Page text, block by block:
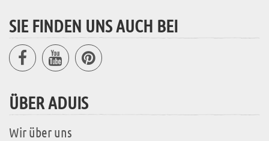
SIE FINDEN UNS AUCH BEI
ÜBER ADUIS
Wir über uns